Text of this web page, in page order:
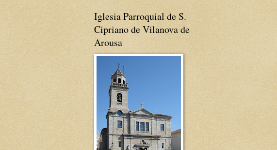
Iglesia Parroquial de S.
Cipriano de Vilanova de
Arousa